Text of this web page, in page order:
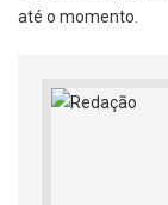
até o momento.